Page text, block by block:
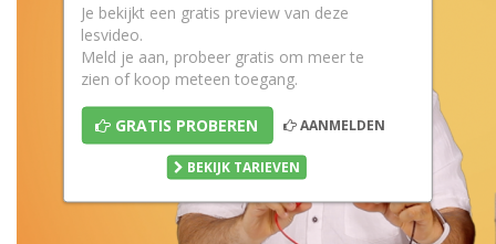
Je bekijkt een gratis preview van deze
lesvideo.
Meld je aan, probeer gratis om meer te
zien of koop meteen toegang.
GRATIS PROBEREN AANMELDEN
BEKIJK TARIEVEN